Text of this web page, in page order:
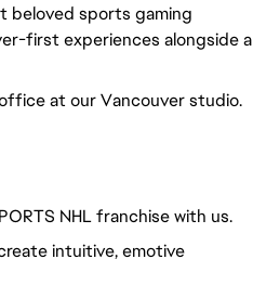
beloved sports gaming
first experiences alongside a
at our Vancouver studio.
NHL franchise with us.
intuitive, emotive